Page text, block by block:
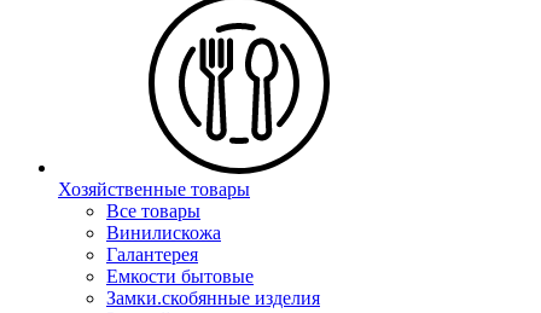
Хозяйственные товары
Все товары
Винилискожа
Галантерея
Емкости бытовые
Замки.скобянные изделия